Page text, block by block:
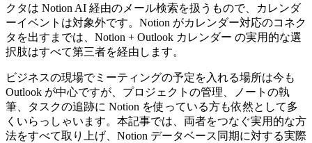
クタは Notion AI 経由のメール検索を扱うもので、カレンダ
ーイベントは対象外です。Notion がカレンダー対応のコネク
タを出すまでは、Notion + Outlook カレンダー の実用的な選
択肢はすべて第三者を経由します。
ビジネスの現場でミーティングの予定を入れる場所は今も
Outlook が中心ですが、プロジェクトの管理、ノートの執
筆、タスクの追跡に Notion を使っている方も依然として多
くいらっしゃいます。本記事では、両者をつなぐ実用的な方
法をすべて取り上げ、Notion データベース同期に対する実際